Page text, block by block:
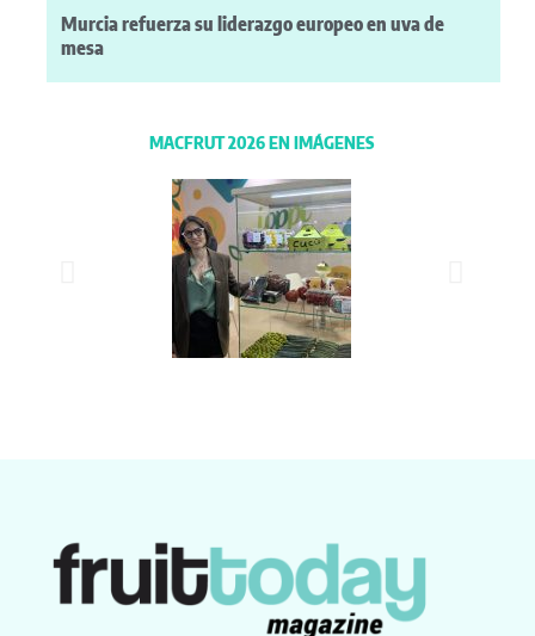
Murcia refuerza su liderazgo europeo en uva de
mesa
MACFRUT 2026 EN IMÁGENES